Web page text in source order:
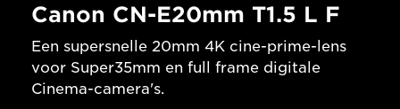
Canon CN-E20mm T1.5 L F
Een supersnelle 20mm 4K cine-prime-lens
voor Super35mm en full frame digitale
Cinema-camera's.